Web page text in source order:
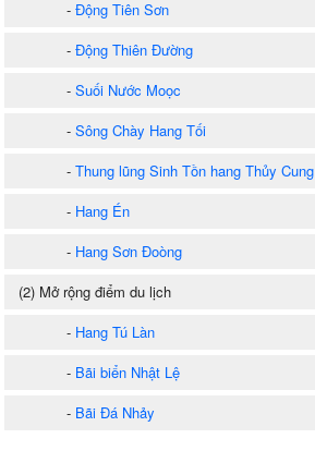
- Động Tiên Sơn
- Động Thiên Đường
- Suối Nước Moọc
- Sông Chày Hang Tối
- Thung lũng Sinh Tồn hang Thủy Cung
- Hang Én
- Hang Sơn Đoòng
(2) Mở rộng điểm du lịch
- Hang Tú Làn
- Bãi biển Nhật Lệ
- Bãi Đá Nhảy